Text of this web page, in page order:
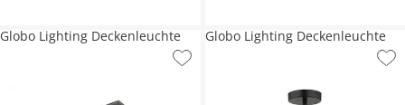
Globo Lighting Deckenleuchte Globo Lighting Deckenleuchte